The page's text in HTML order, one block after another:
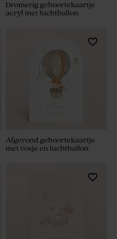
Dromerig geboortekaartje
acryl met luchtballon
Afgerond geboortekaartje
met vosje en luchtballon